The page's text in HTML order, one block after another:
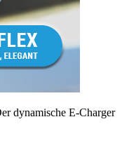
dynamische E-Charger